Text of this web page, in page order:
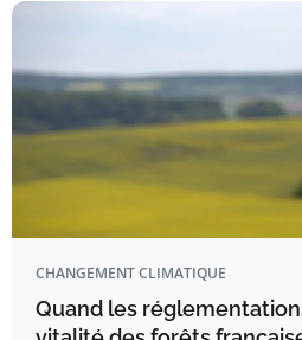
CHANGEMENT CLIMATIQUE
Quand les